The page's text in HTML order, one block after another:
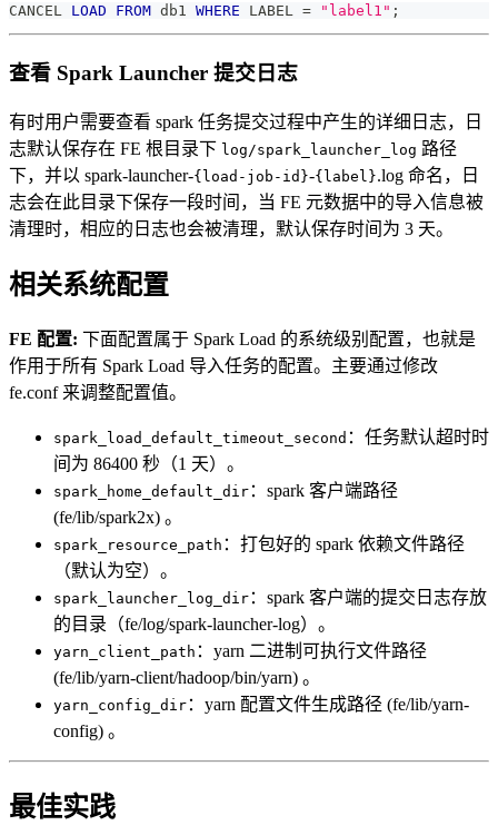
CANCEL LOAD FROM db1 WHERE LABEL = "label1" ;
查看 Spark Launcher 提交日志
有时用户需要查看 spark 任务提交过程中产生的详细日志，日
志默认保存在 FE 根目录下 log/spark_launcher_log 路径
下，并以 spark-launcher-{load-job-id}-{label}.log 命名，日
志会在此目录下保存一段时间，当 FE 元数据中的导入信息被
清理时，相应的日志也会被清理，默认保存时间为 3 天。
相关系统配置
FE 配置: 下面配置属于 Spark Load 的系统级别配置，也就是
作用于所有 Spark Load 导入任务的配置。主要通过修改
fe.conf 来调整配置值。
spark_load_default_timeout_second ：任务默认超时时
间为 86400 秒（1 天）。
spark_home_default_dir ：spark 客户端路径
(fe/lib/spark2x) 。
spark_resource_path ：打包好的 spark 依赖文件路径
（默认为空）。
spark_launcher_log_dir ：spark 客户端的提交日志存放
的目录（fe/log/spark-launcher-log）。
yarn_client_path ：yarn 二进制可执行文件路径
(fe/lib/yarn-client/hadoop/bin/yarn) 。
yarn_config_dir ：yarn 配置文件生成路径 (fe/lib/yarn-
config) 。
最佳实践